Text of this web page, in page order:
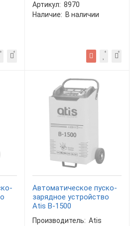
Артикул: 8970
Наличие: В наличии
Автоматическое пуско-
зарядное устройство
Atis B-1500
Производитель: Atis